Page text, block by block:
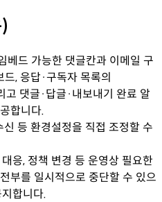
베드 가능한 댓글칸과 이메일 구
, 응답·구독자 목록의
고 댓글·답글·내보내기 완료 알
합니다.
등 환경설정을 직접 조정할 수
응, 정책 변경 등 운영상 필요한
부를 일시적으로 중단할 수 있으
합니다.